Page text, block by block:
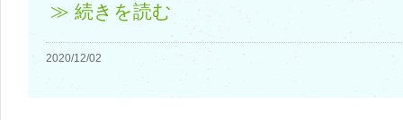
≫ 続きを読む
2020/12/02